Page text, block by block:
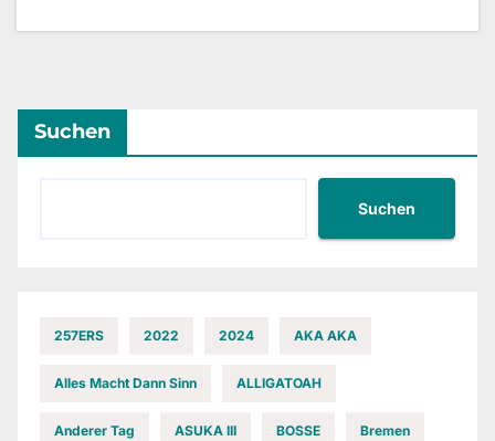
Suchen
Suchen
257ERS 2022 2024 AKA AKA
Alles Macht Dann Sinn ALLIGATOAH
Anderer Tag ASUKA III BOSSE Bremen